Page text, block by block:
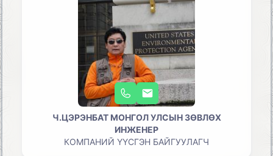
Ч.ЦЭРЭНБАТ МОНГОЛ УЛСЫН ЗӨВЛӨХ
ИНЖЕНЕР
КОМПАНИЙ ҮҮСГЭН БАЙГУУЛАГЧ